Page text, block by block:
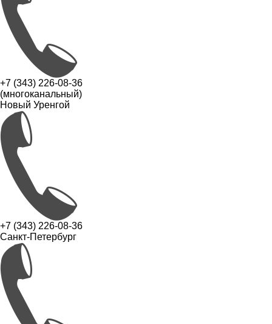
+7 (343) 226-08-36
(многоканальный)
Новый Уренгой
+7 (343) 226-08-36
Санкт-Петербург